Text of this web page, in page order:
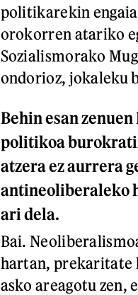
politikarekin
orokorren atariko
Sozialismorako
ondorioz, jokaleku
Behin esan
politikoa
atzera ez aurrera
antineoliberaleko
ari dela.
Bai.
hartan, prekaritate
asko areagotu zen,